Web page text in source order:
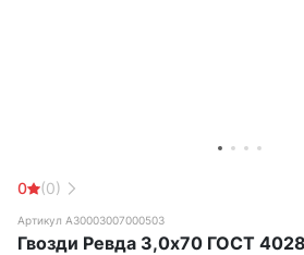
0 (0)
Артикул А30003007000503
Гвозди Ревда 3,0х70 ГОСТ 4028